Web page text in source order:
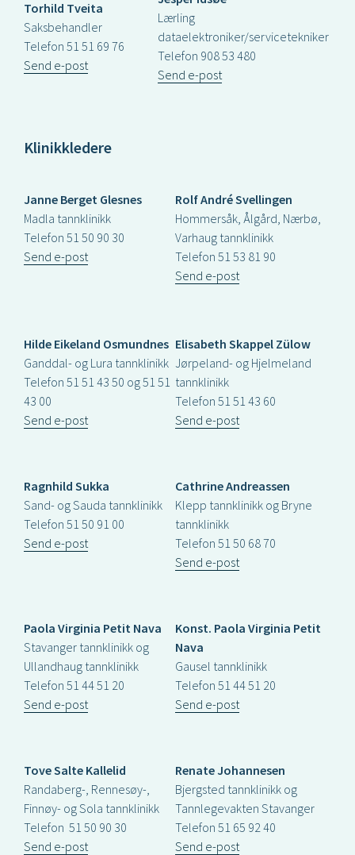
Torhild Tveita
Saksbehandler
Telefon 51 51 69 76
Send e-post
Lærling
dataelektroniker/servicetekniker
Telefon 908 53 480
Send e-post
Klinikkledere
Janne Berget Glesnes
Madla tannklinikk
Telefon 51 50 90 30
Send e-post
Rolf André Svellingen
Hommersåk, Ålgård, Nærbø,
Varhaug tannklinikk
Telefon 51 53 81 90
Send e-post
Hilde Eikeland Osmundnes
Ganddal- og Lura tannklinikk
Telefon 51 51 43 50 og 51 51
43 00
Send e-post
Elisabeth Skappel Zülow
Jørpeland- og Hjelmeland
tannklinikk
Telefon 51 51 43 60
Send e-post
Ragnhild Sukka
Sand- og Sauda tannklinikk
Telefon 51 50 91 00
Send e-post
Cathrine Andreassen
Klepp tannklinikk og Bryne
tannklinikk
Telefon 51 50 68 70
Send e-post
Paola Virginia Petit Nava
Stavanger tannklinikk og
Ullandhaug tannklinikk
Telefon 51 44 51 20
Send e-post
Konst. Paola Virginia Petit
Nava
Gausel tannklinikk
Telefon 51 44 51 20
Send e-post
Tove Salte Kallelid
Randaberg-, Rennesøy-,
Finnøy- og Sola tannklinikk
Telefon 51 50 90 30
Send e-post
Renate Johannesen
Bjergsted tannklinikk og
Tannlegevakten Stavanger
Telefon 51 65 92 40
Send e-post